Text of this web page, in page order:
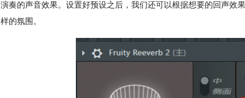
演奏的声音效果。设置好预设之后，我们还可以根据想要的回声效
样的氛围。